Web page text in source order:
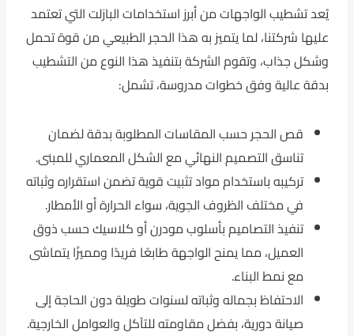
يُعد تشطيب الواجهات من أبرز استخدامات البازلت التي تعتمد
عليها شركتنا، لما يتميز به هذا الحجر الطبيعي من قوة تحمل
وشكل جذاب، وتقوم الشركة بتنفيذ هذا النوع من التشطيب
بدقة عالية وفق خطوات مدروسة، تشمل:
قص الحجر حسب المقاسات المطلوبة بدقة لضمان
تناسق التصميم النهائي مع الشكل المعماري للمبنى.
تركيبه باستخدام مواد تثبيت قوية تضمن استقراره وثباته
في مختلف الظروف الجوية، سواء الحرارة أو الأمطار.
تنفيذ التصاميم بأسلوب مودرن أو كلاسيك حسب ذوق
العميل، مما يمنح الواجهة طابعًا فريدًا ومميزًا يتماشى
مع نمط البناء.
الاحتفاظ بجماله وثباته لسنوات طويلة دون الحاجة إلى
صيانة دورية، بفضل مقاومته للتآكل والعوامل الخارجية.